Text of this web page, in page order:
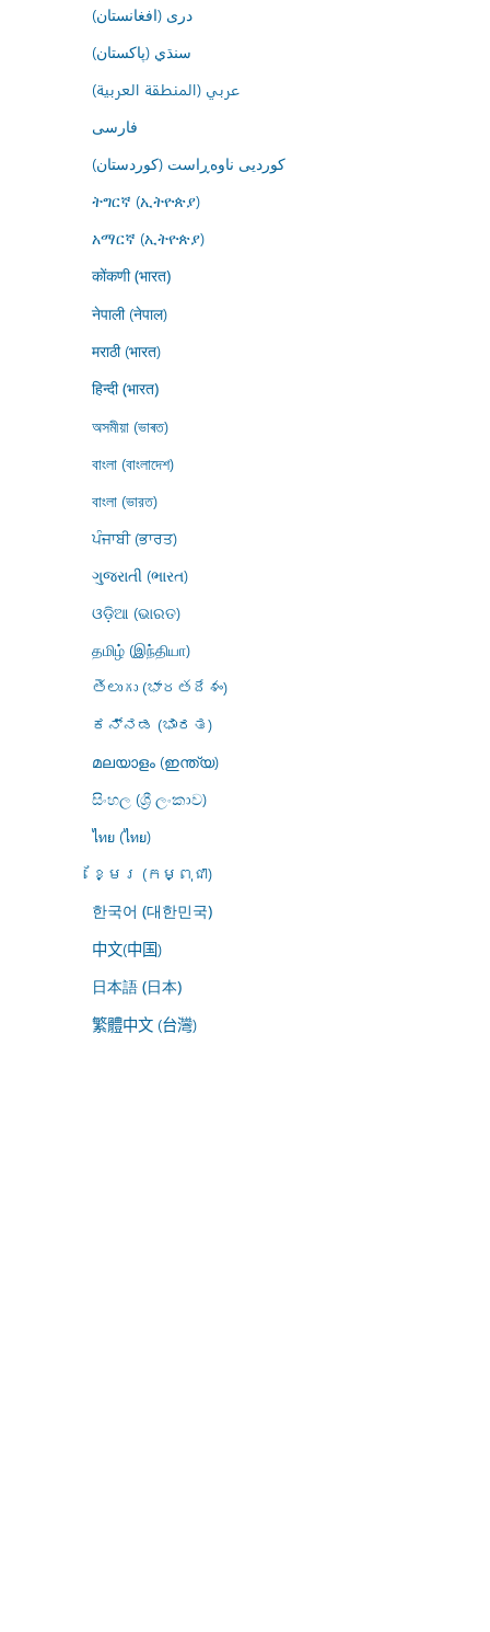
درى (افغانستان)
سنڌي (پاکستان)
عربي (المنطقة العربية)
فارسى
کوردیی ناوەڕاست (کوردستان)
ትግርኛ (ኢትዮጵያ)
አማርኛ (ኢትዮጵያ)
कोंकणी (भारत)
नेपाली (नेपाल)
मराठी (भारत)
हिन्दी (भारत)
অসমীয়া (ভাৰত)
বাংলা (বাংলাদেশ)
বাংলা (ভারত)
ਪੰਜਾਬੀ (ਭਾਰਤ)
ગુજરાતી (ભારત)
ଓଡ଼ିଆ (ଭାରତ)
தமிழ் (இந்தியா)
తెలుగు (భారతదేశం)
ಕನ್ನಡ (ಭಾರತ)
മലയാളം (ഇന്ത്യ)
සිංහල (ශ්‍රී ලංකාව)
ไทย (ไทย)
ខ្មែរ (កម្ពុជា)
한국어 (대한민국)
中文(中国)
日本語 (日本)
繁體中文 (台灣)